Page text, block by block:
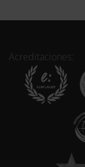
Acreditaciones: